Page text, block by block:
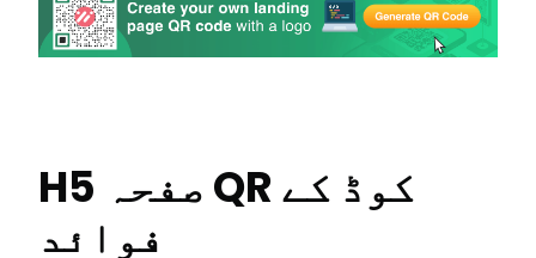
H5 صفحہ QR کوڈ کے
فوائد